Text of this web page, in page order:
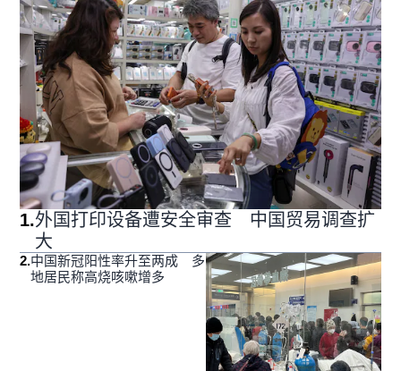
1.外国打印设备遭安全审查 中国贸易调查扩
大
2.中国新冠阳性率升至两成 多
地居民称高烧咳嗽增多